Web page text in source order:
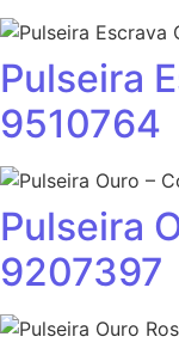
Pulseira
9510764
Pulseira
9207397